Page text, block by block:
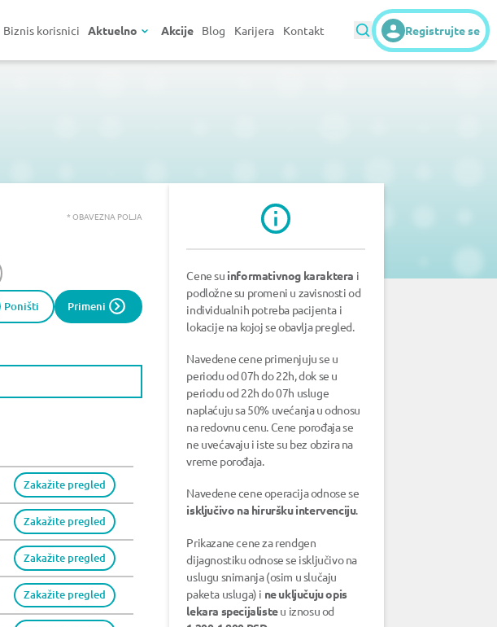
Biznis korisnici Aktuelno Akcije Blog Karijera Kontakt Registrujte se
* OBAVEZNA POLJA
Poništi Primeni
Zakažite pregled
Zakažite pregled
Zakažite pregled
Zakažite pregled
Cene su informativnog karaktera i
podložne su promeni u zavisnosti od
individualnih potreba pacijenta i
lokacije na kojoj se obavlja pregled.
Navedene cene primenjuju se u
periodu od 07h do 22h, dok se u
periodu od 22h do 07h usluge
naplaćuju sa 50% uvećanja u odnosu
na redovnu cenu. Cene porođaja se
ne uvećavaju i iste su bez obzira na
vreme porođaja.
Navedene cene operacija odnose se
isključivo na hiruršku intervenciju.
Prikazane cene za rendgen
dijagnostiku odnose se isključivo na
uslugu snimanja (osim u slučaju
paketa usluga) i ne uključuju opis
lekara specijalisteu iznosu od